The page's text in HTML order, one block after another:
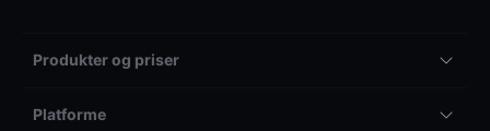
Produkter og priser
Platforme